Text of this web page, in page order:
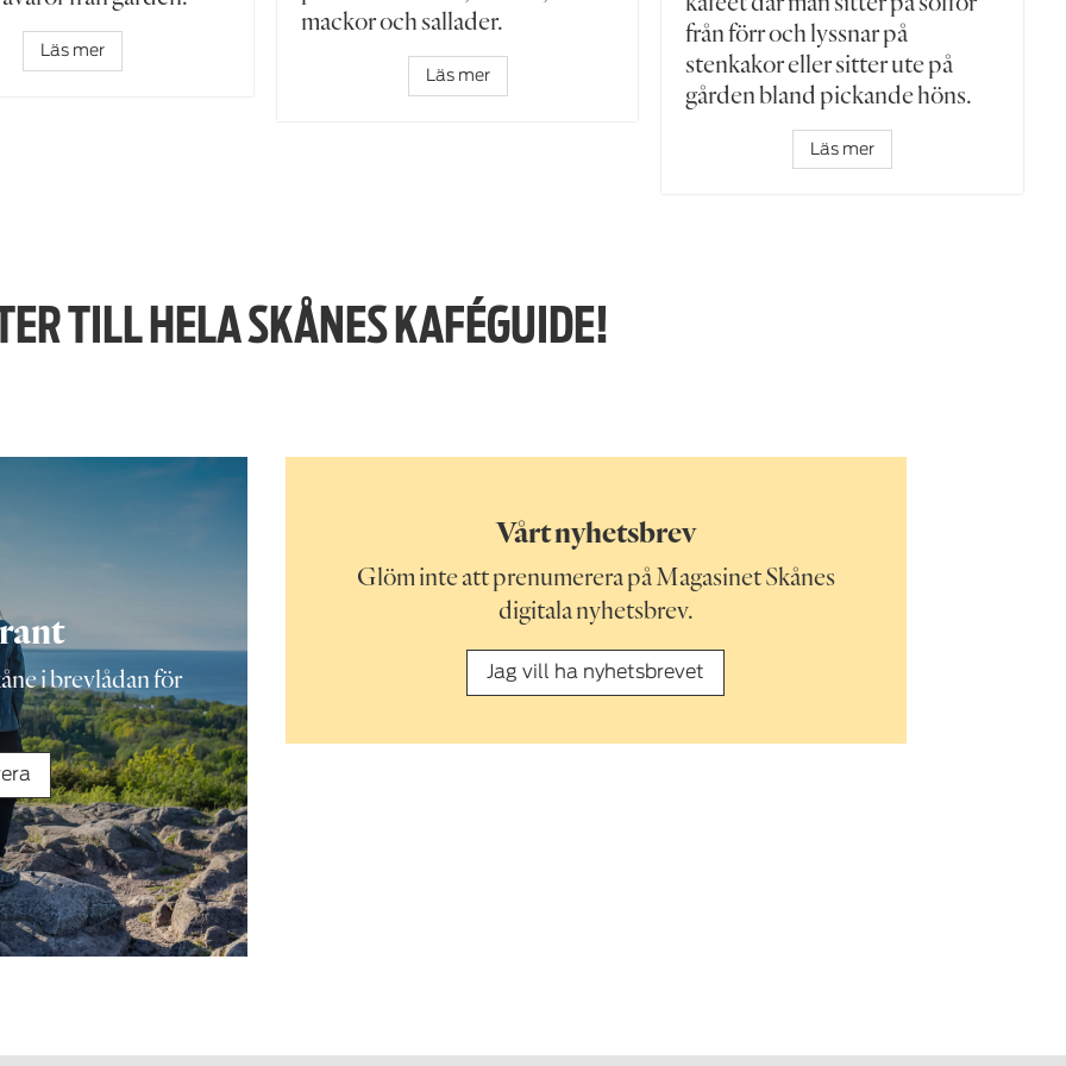
Läs mer
mackor och sallader.
Läs mer
från förr och lyssnar på
stenkakor eller sitter ute på
gården bland pickande höns.
Läs mer
TILL HELA SKÅNES KAFÉGUIDE!
i brevlådan för
Vårt nyhetsbrev
Glöm inte att prenumerera på Magasinet Skånes
digitala nyhetsbrev.
Jag vill ha nyhetsbrevet